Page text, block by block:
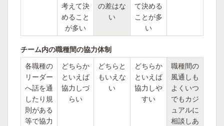
考えて決
めること
が多い
の差はな
い
て決める
ことが多
い
チーム内の職種間の協力体制
各職種の
リーダー
へ話を通
したり規
則がある
等で協力
どちらか
といえば
協力しづ
らい
どちらと
もいえな
い
どちらか
といえば
協力しや
すい
職種間の
風通しも
よくいつ
でもカジ
ュアルに
相談しあ